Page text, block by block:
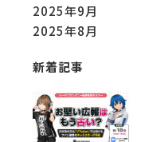
2025年9月
2025年8月
新着記事